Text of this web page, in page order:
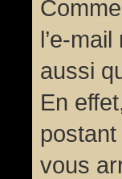
l’e-
aussi
En
vous